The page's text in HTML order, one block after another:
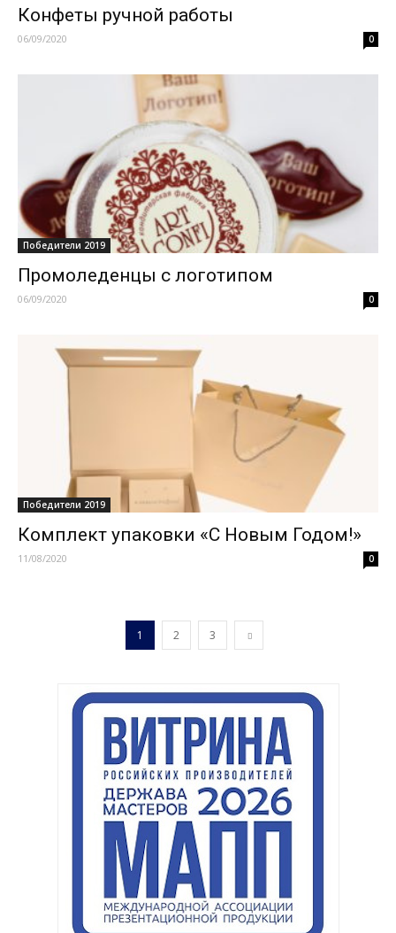
Конфеты ручной работы
06/09/2020 0
Победители 2019
Промоледенцы с логотипом
06/09/2020 0
Победители 2019
Комплект упаковки «С Новым Годом!»
11/08/2020 0
1 2 3